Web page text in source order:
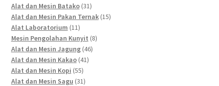
products
Alat dan Mesin Batako 3131
products
Alat dan Mesin Pakan Ternak 1515
Alat Laboratorium 1111
products
Mesin Pengolahan Kunyit 88
Alat dan Mesin Jagung 4646
Alat dan Mesin Kakao 4141
Alat dan Mesin Kopi 5555
products
Alat dan Mesin Sagu 3131